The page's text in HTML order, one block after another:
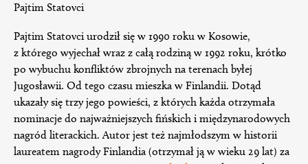
Pajtim Statovci
Pajtim Statovci urodził się w 1990 roku w Kosowie,
z którego wyjechał wraz z całą rodziną w 1992 roku, krótko
po wybuchu konfliktów zbrojnych na terenach byłej
Jugosławii. Od tego czasu mieszka w Finlandii. Dotąd
ukazały się trzy jego powieści, z których każda otrzymała
nominacje do najważniejszych fińskich i międzynarodowych
nagród literackich. Autor jest też najmłodszym w historii
laureatem nagrody Finlandia (otrzymał ją w wieku 29 lat) za